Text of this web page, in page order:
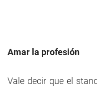
Amar la profesión
Vale decir que el